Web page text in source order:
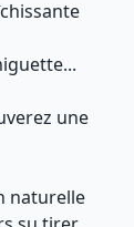
une
naturelle